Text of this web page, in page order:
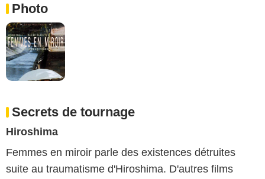
Photo
Secrets de tournage
Hiroshima
Femmes en miroir parle des existences détruites
suite au traumatisme d'Hiroshima. D'autres films